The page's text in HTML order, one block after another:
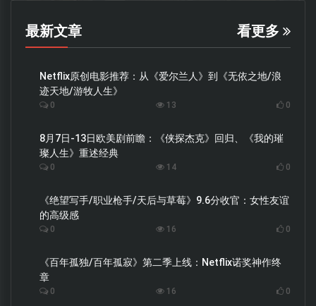
最新文章 看更多
Netflix原创电影推荐：从《爱尔兰人》到《无依之地/浪
迹天地/游牧人生》
0 13 0
8月7日-13日欧美剧前瞻：《侠探杰克》回归、《我的璀
璨人生》重述经典
0 14 0
《绝望写手/职业枪手/天后与草莓》9.6分收官：女性友谊
的高级感
0 16 0
《百年孤独/百年孤寂》第二季上线：Netflix诺奖神作终
章
0 16 0